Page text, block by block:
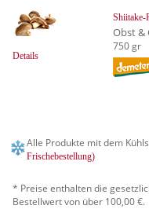
Details
Shiitake-
Obst &
750 gr
Alle Produkte mit dem
Frischebestellung)
* Preise enthalten die
Bestellwert von über 100,00 €.